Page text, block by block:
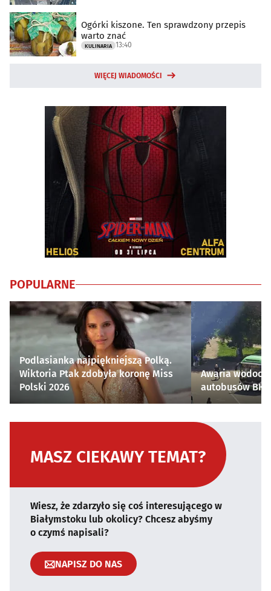
Ogórki kiszone. Ten sprawdzony przepis
warto znać
KULINARIA 13:40
WIĘCEJ WIADOMOŚCI
POPULARNE
Podlasianka najpiękniejszą Polką.
Wiktoria Ptak zdobyła koronę Miss
Polski 2026
Awaria
autobusów
MASZ CIEKAWY TEMAT?
Wiesz, że zdarzyło się coś interesującego w
Białymstoku lub okolicy? Chcesz abyśmy
o czymś napisali?
NAPISZ DO NAS